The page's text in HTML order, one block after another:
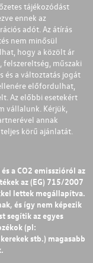
tájékozódást
ennek az
adót. Az átírás
nem minősül
hogy a közölt ár
műszaki
és a változtatás jogát
előfordulhat,
Az előbbi esetekért
vállalunk. Kérjük,
annak
körű ajánlatát.
és a CO2 emisszióról az
az (EG) 715/2007
lettek megállapítva.
és így nem képezik
segítik az egyes
(pl:
stb.) magasabb